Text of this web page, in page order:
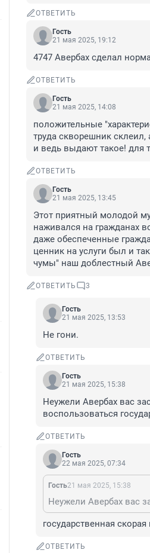
ОТВЕТИТЬ
Гость
21 мая 2025, 19:12
4747 Авербах сделал
ОТВЕТИТЬ
Гость
21 мая 2025, 14:08
положительные
труда скворешник
и ведь выдают такое! для
ОТВЕТИТЬ
Гость
21 мая 2025, 13:45
Этот приятный молодой
наживался на гражданах
даже обеспеченные
ценник на услуги был и
чумы" наш доблестный
ОТВЕТИТЬ 3
Гость
21 мая 2025, 13:53
Не гони.
ОТВЕТИТЬ
Гость
21 мая 2025, 15:38
Неужели Авербах вас
воспользоваться
ОТВЕТИТЬ
Гость
22 мая 2025, 07:34
Гость21 мая 2025, 15:38
государственная
ОТВЕТИТЬ